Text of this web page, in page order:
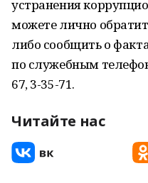
устранения
можете лично
либо сообщить о
по служебным
67, 3-35-71.
Читайте нас